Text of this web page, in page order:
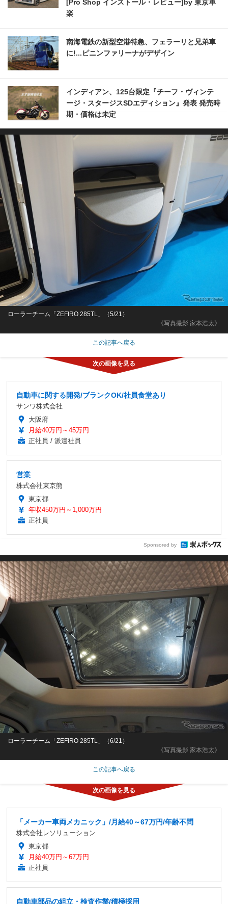
[Pro Shop インストール・レビュー]by 東京車
楽
南海電鉄の新型空港特急、フェラーリと兄弟車
に!...ピニンファリーナがデザイン
インディアン、125台限定『チーフ・ヴィンテ
ージ・スタージスSDエディション』発表 発売時
期・価格は未定
《写真撮影 家本浩太》
ローラーチーム「ZEFIRO 285TL」（5/21）
この記事へ戻る
自動車に関する開発/ブランクOK/社員食堂あり
サンワ株式会社
大阪府
月給40万円～45万円
正社員 / 派遣社員
営業
株式会社東京熊
東京都
年収450万円～1,000万円
正社員
Sponsored by
《写真撮影 家本浩太》
ローラーチーム「ZEFIRO 285TL」（6/21）
この記事へ戻る
「メーカー車両メカニック」/月給40～67万円/年齢不問
株式会社レソリューション
東京都
月給40万円～67万円
正社員
自動車部品の組立・検査作業/積極採用